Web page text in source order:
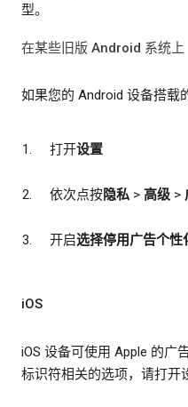
型。
在某些旧版 Android 系统上
如果您的 Android 设备搭载
打开设置
依次点按隐私 > 高级 >
开启选择停用广告个性
iOS
iOS 设备可使用 Apple 的广
标识符相关的选项，请打开